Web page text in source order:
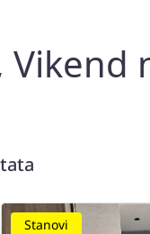
Vikend
Stanovi